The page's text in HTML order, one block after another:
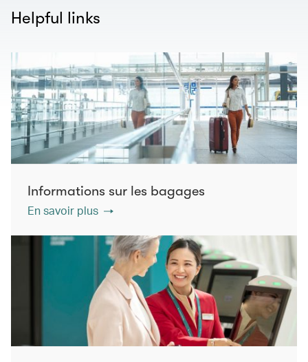
Helpful links
Informations sur les bagages
En savoir plus